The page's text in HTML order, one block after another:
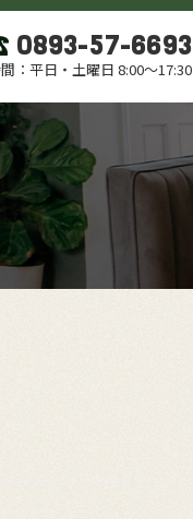
0893-57-6693
：平日・土曜日 8:00～17:30